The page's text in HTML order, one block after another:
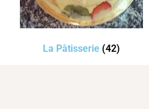
La Pâtisserie (42)